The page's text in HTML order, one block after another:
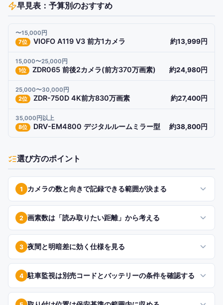
早見表：予算別のおすすめ
〜15,000円
7位 VIOFO A119 V3 前方1カメラ 約13,999円
15,000〜25,000円
1位 ZDR065 前後2カメラ(前方370万画素) 約24,980円
25,000〜30,000円
2位 ZDR-750D 4K前方830万画素 約27,400円
35,000円以上
8位 DRV-EM4800 デジタルルームミラー型 約38,800円
選び方のポイント
1 カメラの数と向きで記録できる範囲が決まる
2 画素数は「読み取りたい距離」から考える
3 夜間と明暗差に効く仕様を見る
4 駐車監視は別売コードとバッテリーの条件を確認する